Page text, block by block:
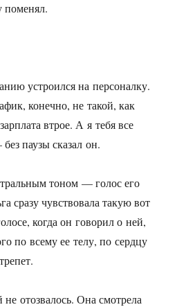
поменял.
устроился на персоналку.
конечно, не такой, как
втрое. А я тебя все
паузы сказал он.
тоном — голос его
сразу чувствовала такую вот
когда он говорил о ней,
по всему ее телу, по сердцу
отозвалось. Она смотрела